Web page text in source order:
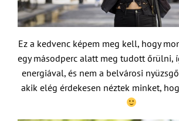
Ez a kedvenc képem meg kell, hogy
egy másodperc alatt meg tudott őrülni,
energiával, és nem a belvárosi
akik elég érdekesen néztek minket,